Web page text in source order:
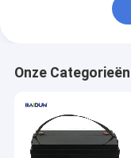
Onze Categorieën